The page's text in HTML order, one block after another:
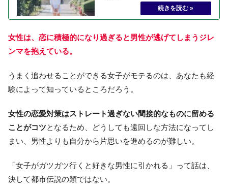
女性は、恋に積極的になり過ぎると男性が逃げてしまうジレ
ンマを抱えている。
うまく追わせることができる女子がモテるのは、あなたも経
験によって知っているところだろう。
女性の恋愛対策はストレート過ぎない間接的なものに留める
ことがコツとなるため、どうしても遠回しな方法になってし
まい、男性よりも自分から片思いを進めるのが難しい。
「女子がガツガツ行くと好きな男性に引かれる」って話は、
決して都市伝説の類ではない。